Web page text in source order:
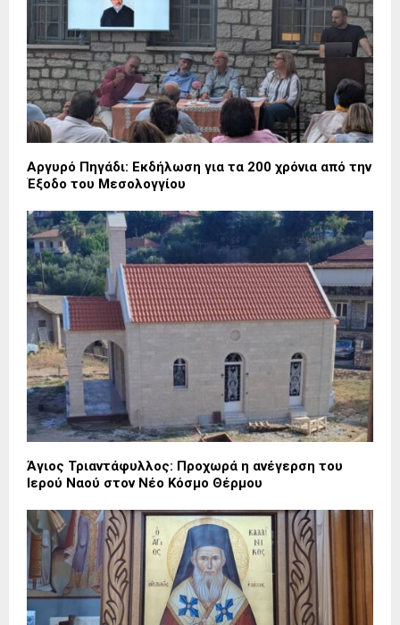
Αργυρό Πηγάδι: Εκδήλωση για τα 200 χρόνια από την
Έξοδο του Μεσολογγίου
Άγιος Τριαντάφυλλος: Προχωρά η ανέγερση του
Ιερού Ναού στον Νέο Κόσμο Θέρμου